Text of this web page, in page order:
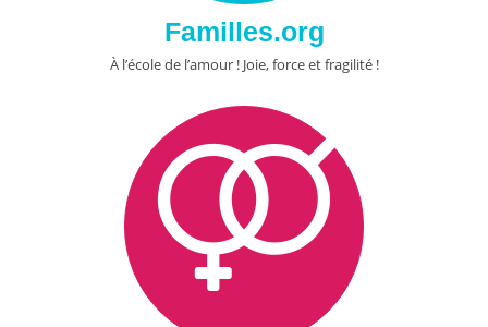
Familles.org
À l’école de l’amour ! Joie, force et fragilité !